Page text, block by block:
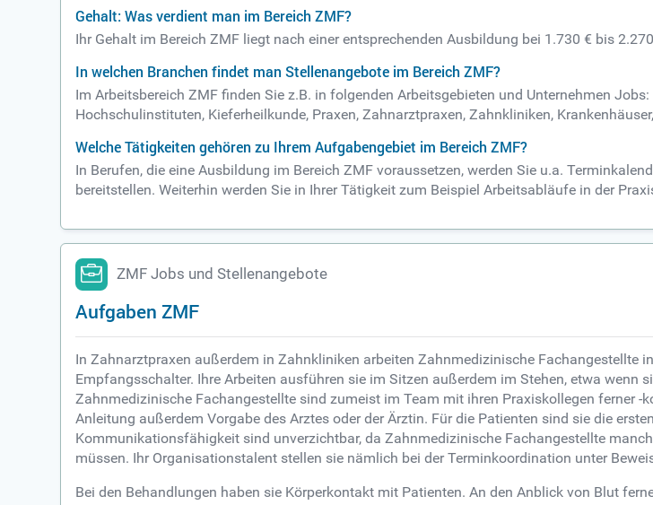
Gehalt: Was verdient man im Bereich ZMF?
Ihr Gehalt im Bereich ZMF liegt nach einer entsprechenden Ausbildung bei 1.730 € bis
In welchen Branchen findet man Stellenangebote im Bereich ZMF?
Im Arbeitsbereich ZMF finden Sie z.B. in folgenden Arbeitsgebieten und Unternehmen
Hochschulinstituten, Kieferheilkunde, Praxen, Zahnarztpraxen, Zahnkliniken,
Welche Tätigkeiten gehören zu Ihrem Aufgabengebiet im Bereich ZMF?
In Berufen, die eine Ausbildung im Bereich ZMF voraussetzen, werden Sie u.a.
bereitstellen. Weiterhin werden Sie in Ihrer Tätigkeit zum Beispiel Arbeitsabläufe in der
ZMF Jobs und Stellenangebote
Aufgaben ZMF
In Zahnarztpraxen außerdem in Zahnkliniken arbeiten Zahnmedizinische Fachangestellte
Empfangsschalter. Ihre Arbeiten ausführen sie im Sitzen außerdem im Stehen, etwa
Zahnmedizinische Fachangestellte sind zumeist im Team mit ihren Praxiskollegen ferner
Anleitung außerdem Vorgabe des Arztes oder der Ärztin. Für die Patienten sind sie die
Kommunikationsfähigkeit sind unverzichtbar, da Zahnmedizinische Fachangestellte
müssen. Ihr Organisationstalent stellen sie nämlich bei der Terminkoordination unter
Bei den Behandlungen haben sie Körperkontakt mit Patienten. An den Anblick von Blut